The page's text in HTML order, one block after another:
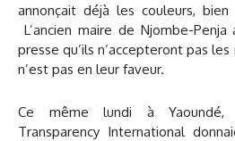
annonçait déjà les couleurs,
L’ancien maire de Njombe-
presse qu’ils n’accepteront pas
n’est pas en leur faveur.
Ce même lundi à Yaoundé,
Transparency International